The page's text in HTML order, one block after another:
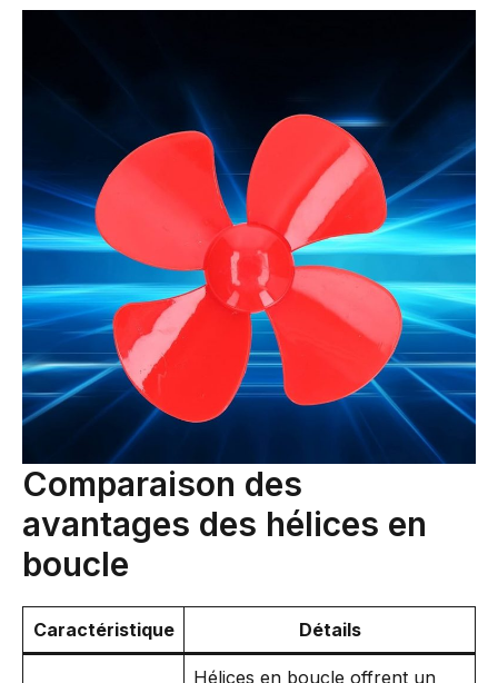
Comparaison des
avantages des hélices en
boucle
Caractéristique Détails
Hélices en boucle offrent un